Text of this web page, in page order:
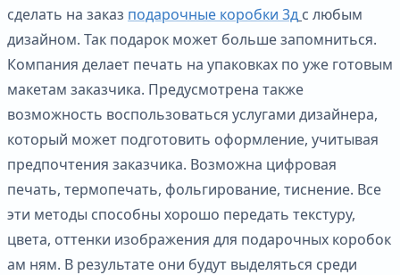
сделать на заказ подарочные коробки 3д с любым
дизайном. Так подарок может больше запомниться.
Компания делает печать на упаковках по уже готовым
макетам заказчика. Предусмотрена также
возможность воспользоваться услугами дизайнера,
который может подготовить оформление, учитывая
предпочтения заказчика. Возможна цифровая
печать, термопечать, фольгирование, тиснение. Все
эти методы способны хорошо передать текстуру,
цвета, оттенки изображения для подарочных коробок
ам ням. В результате они будут выделяться среди